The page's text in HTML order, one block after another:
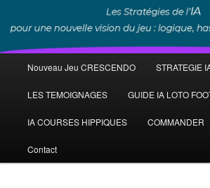
principal
Aller
au
contenu
Nouveau Jeu CRESCENDO STRATEGIE
LES TEMOIGNAGES GUIDE IA LOTO
IA COURSES HIPPIQUES COMMANDER
Contact